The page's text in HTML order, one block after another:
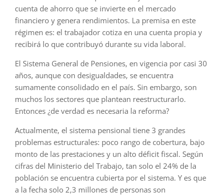
cuenta de ahorro que se invierte en el mercado
financiero y genera rendimientos. La premisa en este
régimen es: el trabajador cotiza en una cuenta propia y
recibirá lo que contribuyó durante su vida laboral.
El Sistema General de Pensiones, en vigencia por casi 30
años, aunque con desigualdades, se encuentra
sumamente consolidado en el país. Sin embargo, son
muchos los sectores que plantean reestructurarlo.
Entonces ¿de verdad es necesaria la reforma?
Actualmente, el sistema pensional tiene 3 grandes
problemas estructurales: poco rango de cobertura, bajo
monto de las prestaciones y un alto déficit fiscal. Según
cifras del Ministerio del Trabajo, tan solo el 24% de la
población se encuentra cubierta por el sistema. Y es que
a la fecha solo 2,3 millones de personas son